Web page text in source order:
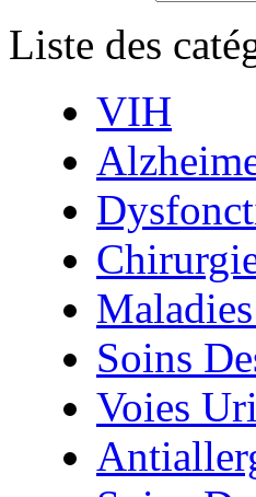
Liste des
VIH
Soins
Voies